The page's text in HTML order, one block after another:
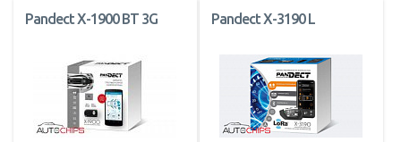
Pandect X-1900 BT 3G Pandect X-3190 L